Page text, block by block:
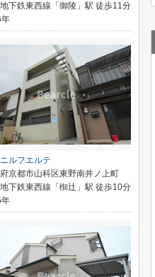
下鉄東西線「御陵」駅 徒歩11分
ルフエルテ
京都市山科区東野南井ノ上町
下鉄東西線「椥辻」駅 徒歩10分